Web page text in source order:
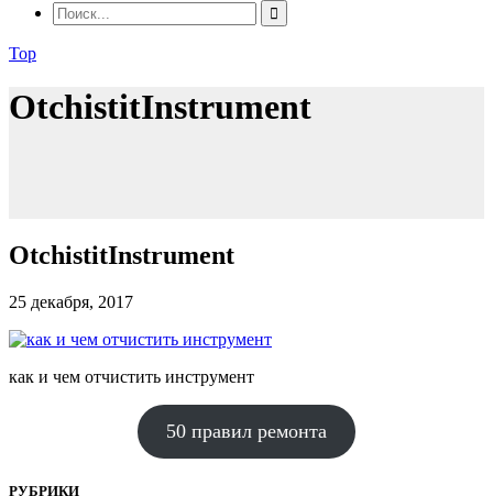
Top
OtchistitInstrument
OtchistitInstrument
25 декабря, 2017
как и чем отчистить инструмент
50 правил ремонта
РУБРИКИ